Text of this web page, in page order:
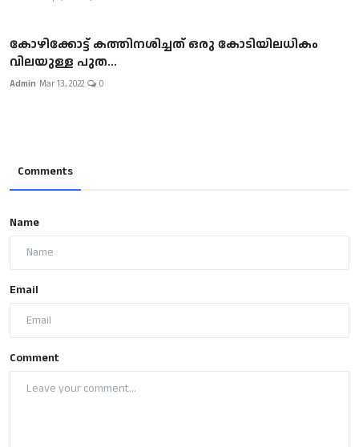
കോഴിക്കോട്ട് കത്തിനശിച്ചത് ഒരു കോടിയിലധികം
വിലയുള്ള പുത...
Admin Mar 13, 2022 0
Comments
Name
Email
Comment